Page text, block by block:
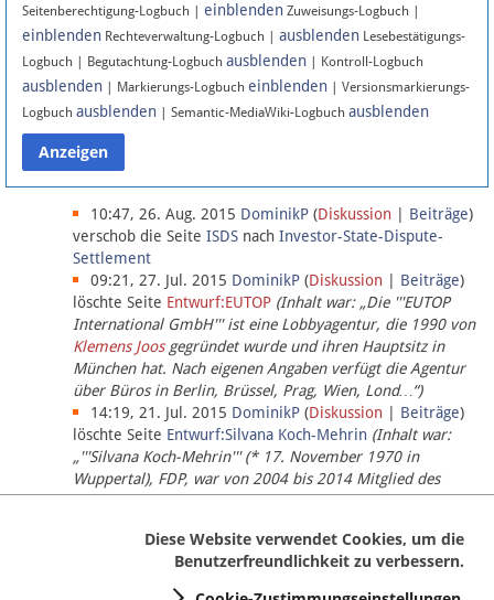
Instagram
Anmelden
Datenschutz
Über Lobbypedia
Impressum
Seitenberechtigung-Logbuch | einblenden Zuweisungs-Logbuch |
einblenden Rechteverwaltung-Logbuch | ausblenden Lesebestätigungs-
Logbuch | Begutachtung-Logbuch ausblenden | Kontroll-Logbuch
ausblenden | Markierungs-Logbuch einblenden | Versionsmarkierungs-
Logbuch ausblenden | Semantic-MediaWiki-Logbuch ausblenden
10:47, 26. Aug. 2015 DominikP (Diskussion Beiträge)
verschob die Seite ISDS nach Investor-State-Dispute-
Settlement
09:21, 27. Jul. 2015 DominikP (Diskussion Beiträge)
löschte Seite Entwurf:EUTOP (Inhalt war: „Die '''EUTOP
International GmbH''' ist eine Lobbyagentur, die 1990 von
Klemens Joosgegründet wurde und ihren Hauptsitz in
München hat. Nach eigenen Angaben verfügt die Agentur
über Büros in Berlin, Brüssel, Prag, Wien, Lond…“)
14:19, 21. Jul. 2015 DominikP (Diskussion Beiträge)
löschte Seite Entwurf:Silvana Koch-Mehrin (Inhalt war:
„'''Silvana Koch-Mehrin''' (* 17. November 1970 in
Wuppertal), FDP, war von 2004 bis 2014 Mitglied des
Europäischen Parlaments, seit November 2014 ist sie für
Diese Website verwendet Cookies, um die
Benutzerfreundlichkeit zu verbessern.